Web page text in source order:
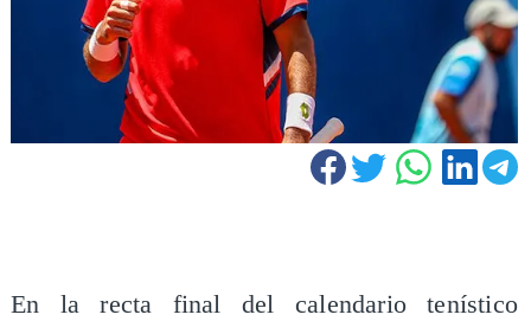
​En la recta final del calendario tenístico